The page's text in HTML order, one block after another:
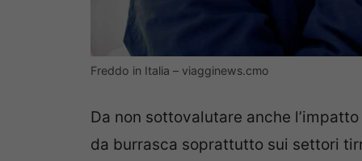
Freddo in Italia – viagginews.cmo
Da non sottovalutare anche l’impatto
da burrasca soprattutto sui settori